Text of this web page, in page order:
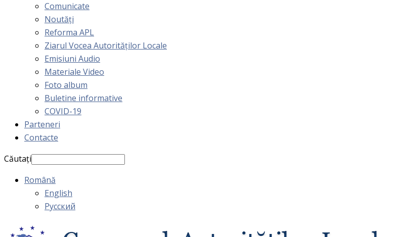
Comunicate
Noutăți
Reforma APL
Ziarul Vocea Autorităților Locale
Emisiuni Audio
Materiale Video
Foto album
Buletine informative
COVID-19
Parteneri
Contacte
Căutați
Română
English
Русский